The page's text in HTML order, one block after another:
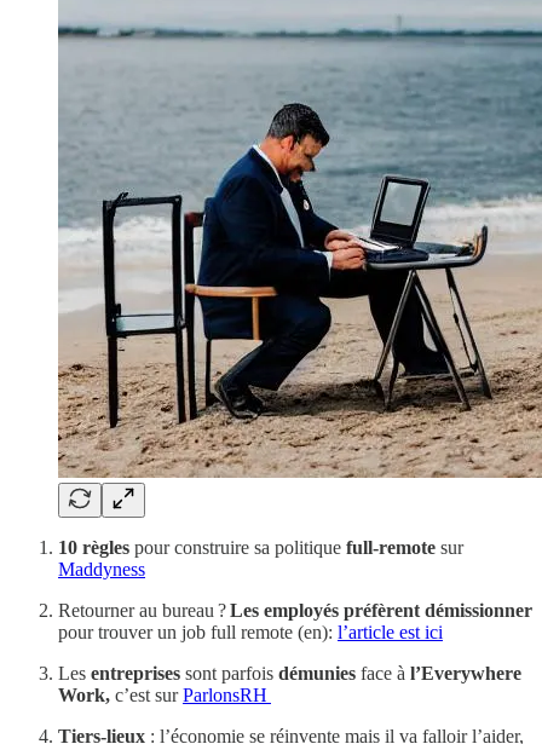
10 règles pour construire sa politique full-remote sur
Maddyness
Retourner au bureau ?Les employés préfèrent démissionner
pour trouver un job full remote (en): l’article est ici
Les entreprises sont parfois démunies face à l’Everywhere
Work, c’est surParlonsRH
Tiers-lieux : l’économie se réinvente mais il va falloir l’aider,